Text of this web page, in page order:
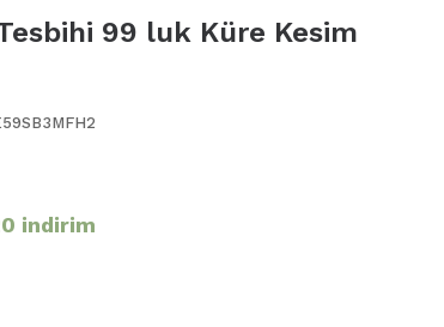
99 luk Küre Kesim
indirim